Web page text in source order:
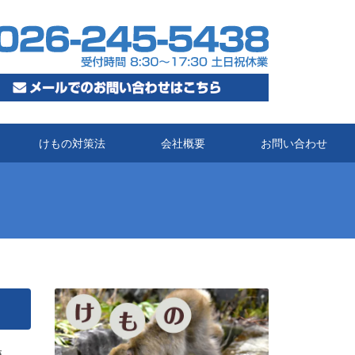
けもの対策法 会社概要 お問い合わせ